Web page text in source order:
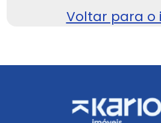
Voltar para o